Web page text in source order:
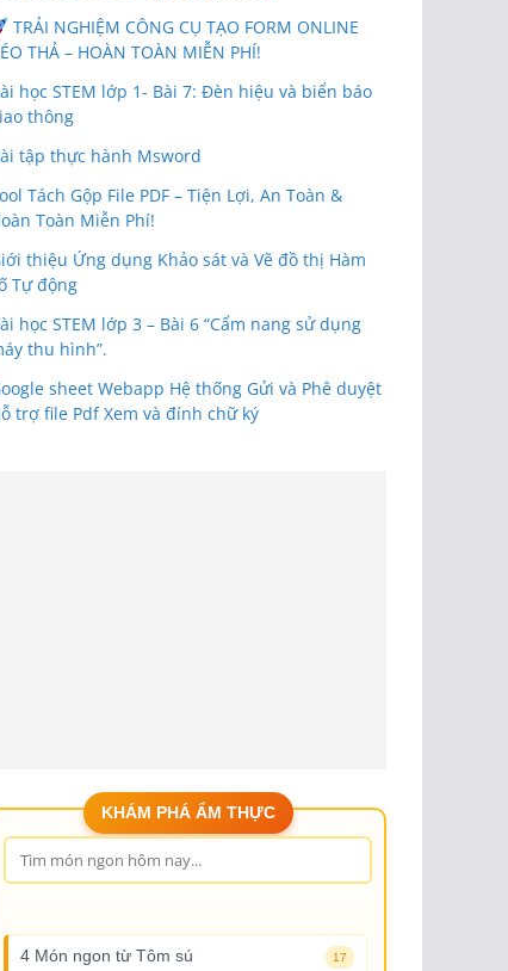
TRẢI NGHIỆM CÔNG CỤ TẠO FORM ONLINE
THẢ – HOÀN TOÀN MIỄN PHÍ!
học STEM lớp 1- Bài 7: Đèn hiệu và biển báo
thông
tập thực hành Msword
Tách Gộp File PDF – Tiện Lợi, An Toàn &
Toàn Miễn Phí!
thiệu Ứng dụng Khảo sát và Vẽ đồ thị Hàm
Tự động
học STEM lớp 3 – Bài 6 “Cẩm nang sử dụng
thu hình”.
sheet Webapp Hệ thống Gửi và Phê duyệt
trợ file Pdf Xem và đính chữ ký
KHÁM PHÁ ẨM THỰC
4 Món ngon từ Tôm sú 17